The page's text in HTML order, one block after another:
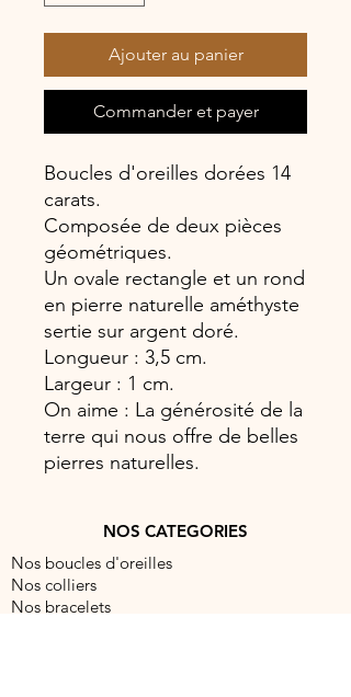
Ajouter au panier
Commander et payer
Boucles d'oreilles dorées 14
carats.
Composée de deux pièces
géométriques.
Un ovale rectangle et un rond
en pierre naturelle améthyste
sertie sur argent doré.
Longueur : 3,5 cm.
Largeur : 1 cm.
On aime : La générosité de la
terre qui nous offre de belles
pierres naturelles.
NOS CATEGORIES
Nos boucles d'oreilles
Nos colliers
Nos bracelets